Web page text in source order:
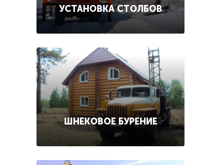
УСТАНОВКА СТОЛБОВ
ШНЕКОВОЕ БУРЕНИЕ